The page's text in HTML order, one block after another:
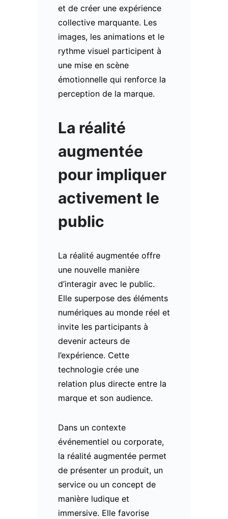
et de créer une expérience
collective marquante. Les
images, les animations et le
rythme visuel participent à
une mise en scène
émotionnelle qui renforce la
perception de la marque.
La réalité
augmentée
pour impliquer
activement le
public
La réalité augmentée offre
une nouvelle manière
d’interagir avec le public.
Elle superpose des éléments
numériques au monde réel et
invite les participants à
devenir acteurs de
l’expérience. Cette
technologie crée une
relation plus directe entre la
marque et son audience.
Dans un contexte
événementiel ou corporate,
la réalité augmentée permet
de présenter un produit, un
service ou un concept de
manière ludique et
immersive. Elle favorise